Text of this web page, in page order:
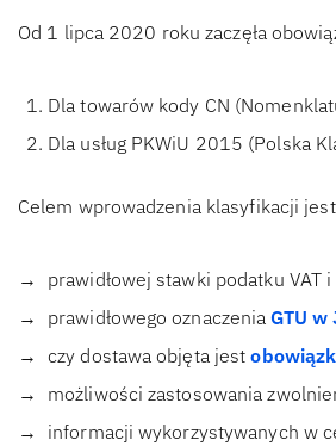
Od 1 lipca 2020 roku zaczęła
Dla towarów kody CN
Dla usług PKWiU 2015 (Polska
Celem wprowadzenia klasyfikacji
prawidłowej stawki podatku VAT
prawidłowego oznaczeniaGTU w
czy dostawa objęta jest
możliwości zastosowania
informacji wykorzystywanych w